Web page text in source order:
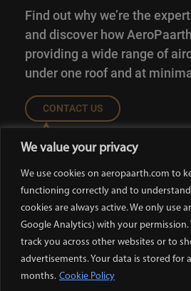
We value your privacy
We use cookies on aeropaarth.com to
functioning correctly and to understand
cookies are always active. We only use
Google Analytics) with your
track you across other websites or to
advertisements. Your data is stored for
months. Cookie Policy
Find out why we’re the
and discover how
providing a wide range of
under one roof and at
CONTACT US
Home About Us Char Dham Blogs
Terms &